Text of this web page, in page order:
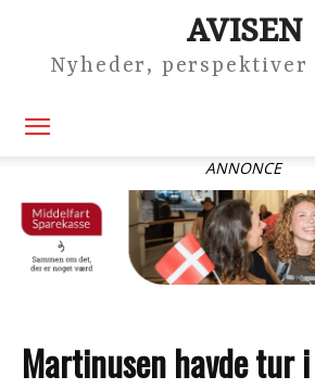
AVISEN
Nyheder, perspektiver
ANNONCE
Martinusen havde tur